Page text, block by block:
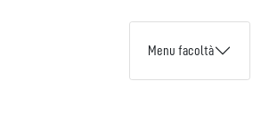
Menu facoltà